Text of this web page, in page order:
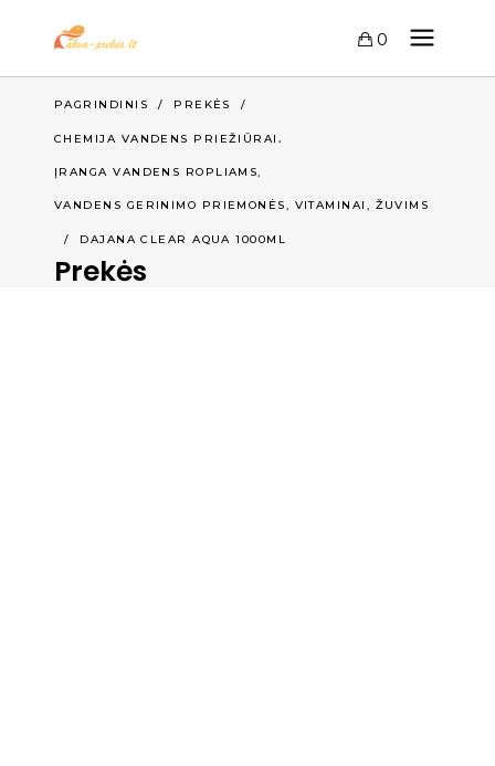
0
PAGRINDINIS / PREKĖS /
CHEMIJA VANDENS PRIEŽIŪRAI ,
ĮRANGA VANDENS ROPLIAMS,
VANDENS GERINIMO PRIEMONĖS, VITAMINAI , ŽUVIMS
/ DAJANA CLEAR AQUA 1000ML
Prekės